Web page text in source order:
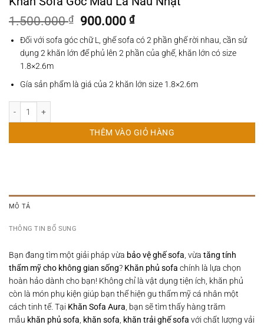
1.500.000₫
Giá
gốc
là:
1.500.000 ₫.
900.000₫Giá
hiện
tại
là:
Đối với sofa góc chữ L, ghế sofa có 2 phần ghế rời nhau, cần sử
dụng 2 khăn lớn để phủ lên 2 phần của ghế, khăn lớn có size
1.8×2.6m
Gía sản phẩm là giá của 2 khăn lớn size 1.8×2.6m
THÊM VÀO GIỎ HÀNG
MÔ TẢ
THÔNG TIN BỔ SUNG
Bạn đang tìm một giải pháp vừa bảo vệ ghế sofa , vừa tăng tính
thẩm mỹ cho không gian sống? Khăn phủ sofa chính là lựa chọn
hoàn hảo dành cho bạn! Không chỉ là vật dụng tiện ích, khăn phủ
còn là món phụ kiện giúp bạn thể hiện gu thẩm mỹ cá nhân một
cách tinh tế. Tại Khăn Sofa Aura , bạn sẽ tìm thấy hàng trăm
mẫu khăn phủ sofa khăn sofa khăn trải ghế sofa với chất lượng vải